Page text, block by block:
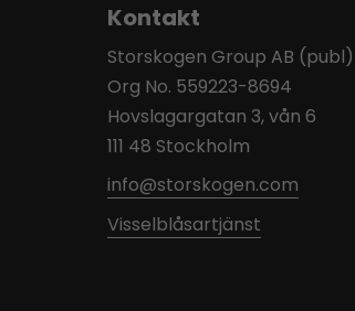
Kontakt
Storskogen Group AB (publ)
Org No. 559223-8694
Hovslagargatan 3, vån 6
111 48 Stockholm
info@storskogen.com
Visselblåsartjänst